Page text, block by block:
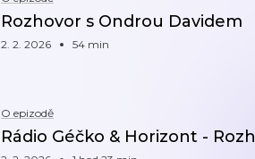
Rozhovor s Ondrou Davidem
2. 2. 2026 54 min
O epizodě
Rádio Géčko & Horizont -